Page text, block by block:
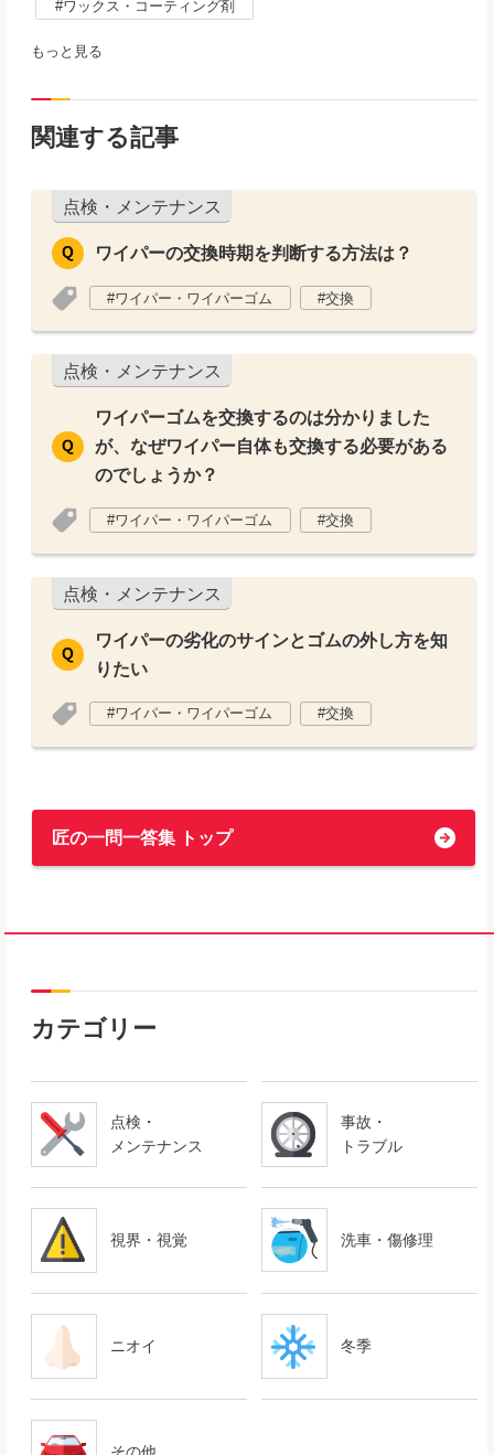
ワックス・コーティング剤
もっと見る
関連する記事
点検・メンテナンス
ワイパーの交換時期を判断する方法は？
ワイパー・ワイパーゴム 交換
点検・メンテナンス
ワイパーゴムを交換するのは分かりました
が、なぜワイパー自体も交換する必要がある
のでしょうか？
ワイパー・ワイパーゴム 交換
点検・メンテナンス
ワイパーの劣化のサインとゴムの外し方を知
りたい
ワイパー・ワイパーゴム 交換
匠の一問一答集 トップ
カテゴリー
点検・
メンテナンス
事故・
トラブル
視界・視覚 洗車・傷修理
ニオイ 冬季